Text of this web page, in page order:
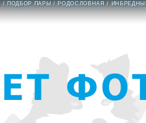
/ПОДБОР ПАРЫ /РОДОСЛОВНАЯ /